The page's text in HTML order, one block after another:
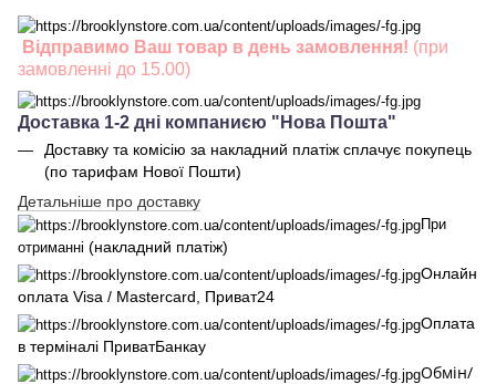
Відправимо Ваш товар в день замовлення! (при
замовленні до 15.00)
Доставка 1-2 дні компаниєю "Нова Пошта"
Доставку та комісію за накладний платіж сплачує покупець
(по тарифам Нової Пошти)
Детальніше про доставку
При
отриманні (накладний платіж)
Онлайн
оплата Visa / Mastercard, Приват24
Оплата
в терміналі ПриватБанкау
Обмін/